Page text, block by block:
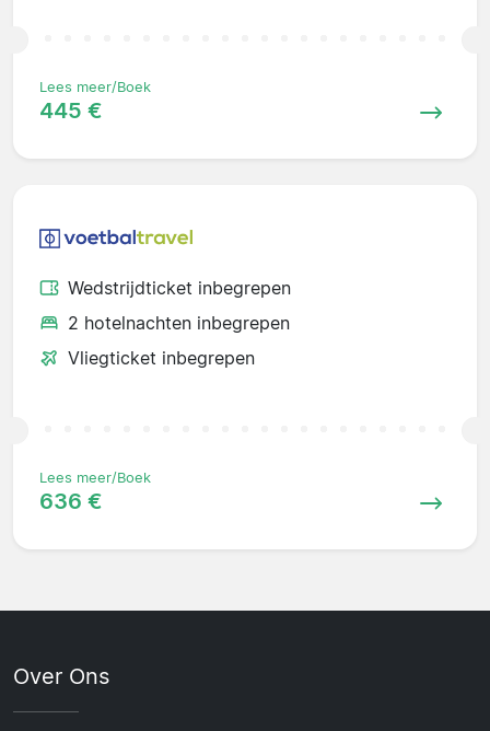
Lees meer/Boek
445 €
Wedstrijdticket inbegrepen
2 hotelnachten inbegrepen
Vliegticket inbegrepen
Lees meer/Boek
636 €
Over Ons